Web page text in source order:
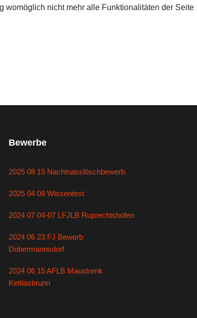
Bewerbe
2025 08 15 Nachtnasslöschbewerb
2025 04 06 Wissentest
2024 07 04-07 LFJLB Ruprechtshofen
2024 06 23 FJ Bewerb
Dobermannsdorf
2024 06 15 AFLB Maustrenk
Kettlasbrunn
womöglich nicht mehr alle Funktionalitäten der Seite